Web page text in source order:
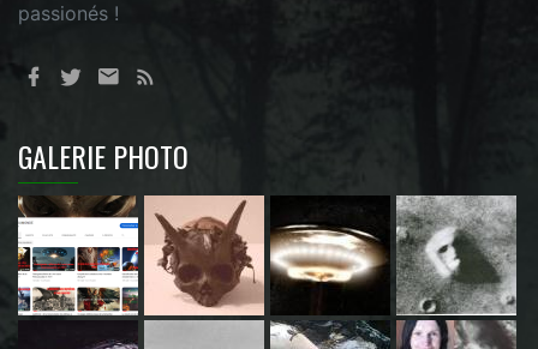
passionés !
GALERIE PHOTO